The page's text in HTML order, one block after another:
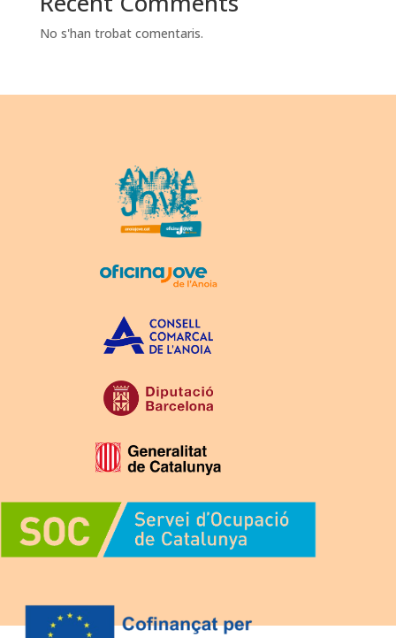
No s'han trobat comentaris.